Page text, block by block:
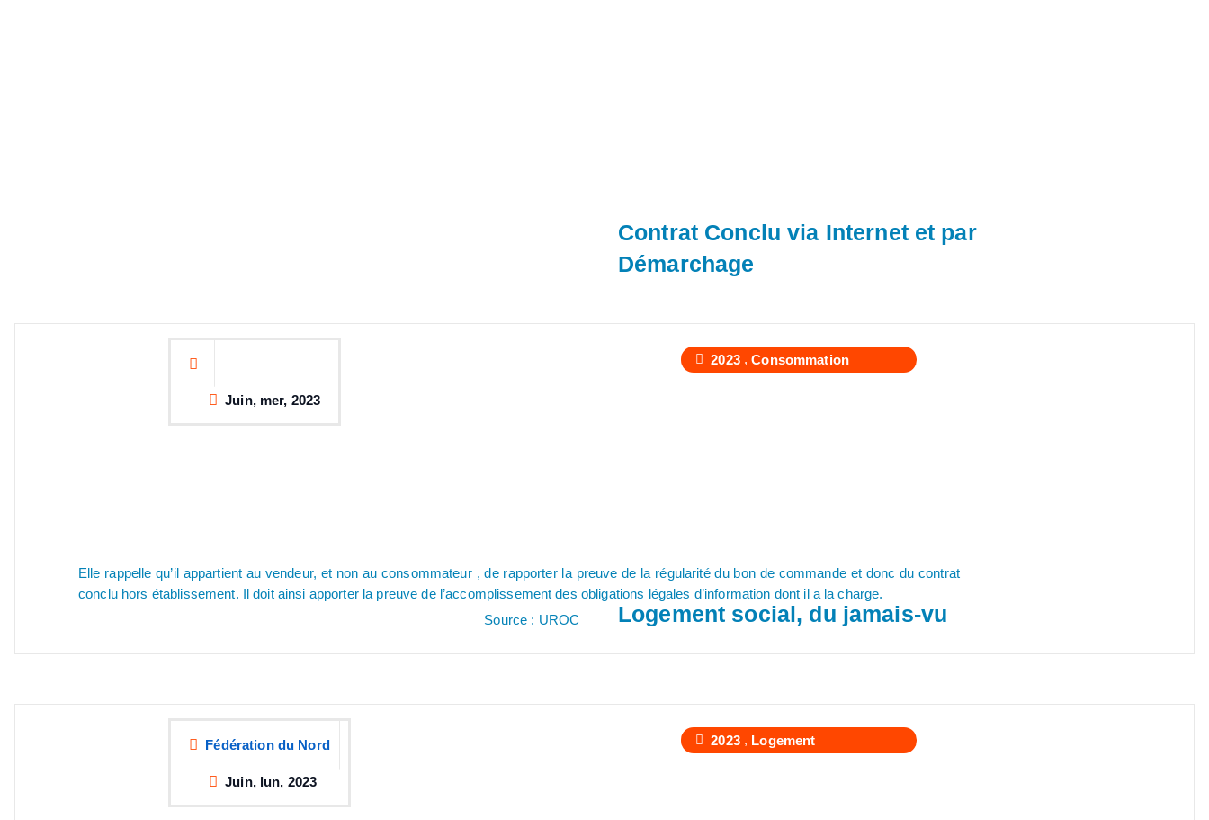
Juin, mer, 2023
2023,Consommation
Contrat Conclu via Internet et par
Démarchage
Elle rappelle qu’il appartient au vendeur, et non au consommateur , de rapporter la preuve de la régularité du bon de commande et donc du contrat
conclu hors établissement. Il doit ainsi apporter la preuve de l’accomplissement des obligations légales d’information dont il a la charge.
Source : UROC
Fédération du Nord
Juin, lun, 2023
2023, Logement
Logement social, du jamais-vu